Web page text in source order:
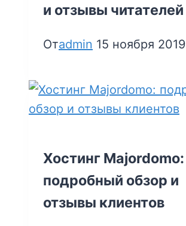
и отзывы читателей
Отadmin 15 ноября 2019
Хостинг Majordomo:
подробный обзор и
отзывы клиентов